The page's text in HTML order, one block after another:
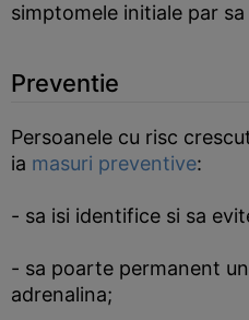
simptomele initiale par
Preventie
Persoanele cu risc
ia masuri preventive:
- sa isi identifice si sa
- sa poarte permanent
adrenalina;